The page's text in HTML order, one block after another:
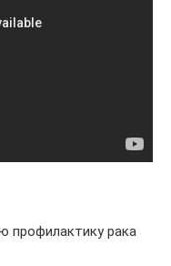
профилактику рака